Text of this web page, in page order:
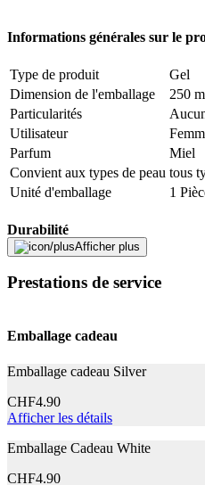
Informations générales sur le
Type de produit
Gel
Dimension de l'emballage
250
Particularités
Utilisateur
Parfum
Miel
Convient aux types de peau tous
Unité d'emballage
1
Durabilité
La vie naturelle Pas de particularités
Caractéristiques
Informations complémentaires
Afficher plus
Prestations de service
Emballage cadeau
Emballage cadeau Silver
CHF4.90
Afficher les détails
Emballage Cadeau White
CHF4.90